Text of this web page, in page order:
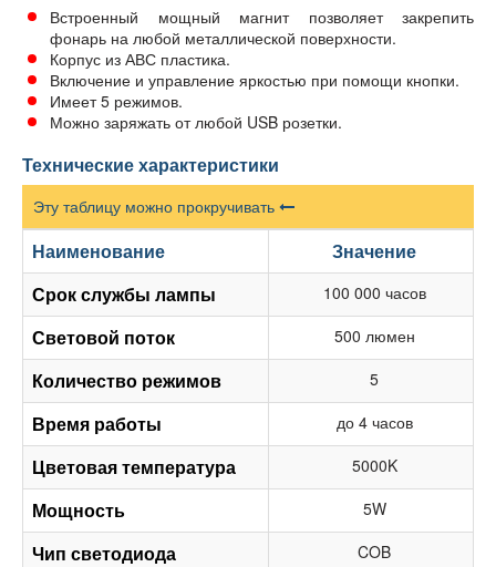
Встроенный мощный магнит позволяет закрепить
фонарь на любой металлической поверхности.
Корпус из АВС пластика.
Включение и управление яркостью при помощи кнопки.
Имеет 5 режимов.
Можно заряжать от любой USB розетки.
Технические характеристики
Эту таблицу можно прокручивать
Наименование
Значение
Срок службы лампы
100 000 часов
Световой поток 500 люмен
Количество режимов 5
Время работы до 4 часов
Цветовая температура 5000K
Мощность 5W
Чип светодиода COB